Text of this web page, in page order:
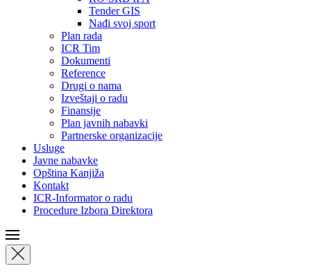
Tender GIS
Nađi svoj sport
Plan rada
ICR Tim
Dokumenti
Reference
Drugi o nama
Izveštaji o radu
Finansije
Plan javnih nabavki
Partnerske organizacije
Usluge
Javne nabavke
Opština Kanjiža
Kontakt
ICR-Informator o radu
Procedure Izbora Direktora